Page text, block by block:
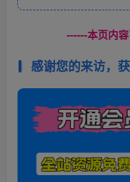
------本页内
感谢您的来访，